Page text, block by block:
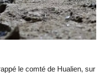
le comté de Hualien, sur